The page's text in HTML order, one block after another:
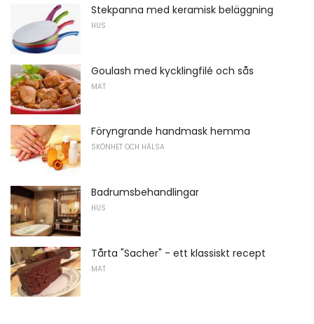
Stekpanna med keramisk beläggning
HUS
Goulash med kycklingfilé och sås
MAT
Föryngrande handmask hemma
SKÖNHET OCH HÄLSA
Badrumsbehandlingar
HUS
Tårta "Sacher" - ett klassiskt recept
MAT